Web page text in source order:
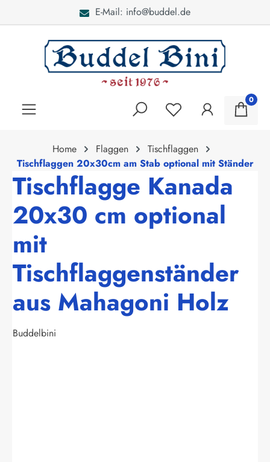
E-Mail: info@buddel.de
0
Home Flaggen
Tischflaggen
Tischflaggen 20x30cm am Stab optional mit Ständer
Tischflagge Kanada
20x30 cm optional
mit
Tischflaggenständer
aus Mahagoni Holz
Buddelbini